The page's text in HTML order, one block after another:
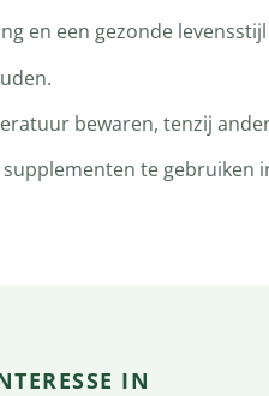
en een gezonde
bewaren, tenzij
te
IN